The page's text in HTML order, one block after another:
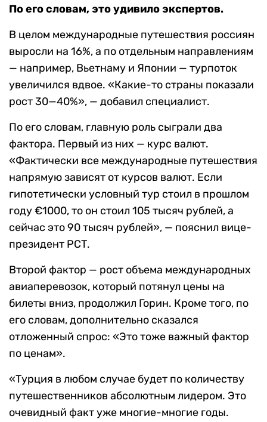
По его словам, это удивило экспертов.
В целом международные путешествия россиян
выросли на 16%, а по отдельным направлениям
— например, Вьетнаму и Японии — турпоток
увеличился вдвое. «Какие-то страны показали
рост 30—40%», — добавил специалист.
По его словам, главную роль сыграли два
фактора. Первый из них — курс валют.
«Фактически все международные путешествия
напрямую зависят от курсов валют. Если
гипотетически условный тур стоил в прошлом
году €1000, то он стоил 105 тысяч рублей, а
сейчас это 90 тысяч рублей», — пояснил вице-
президент РСТ.
Второй фактор — рост объема международных
авиаперевозок, который потянул цены на
билеты вниз, продолжил Горин. Кроме того, по
его словам, дополнительно сказался
отложенный спрос: «Это тоже важный фактор
по ценам».
«Турция в любом случае будет по количеству
путешественников абсолютным лидером. Это
очевидный факт уже многие-многие годы.